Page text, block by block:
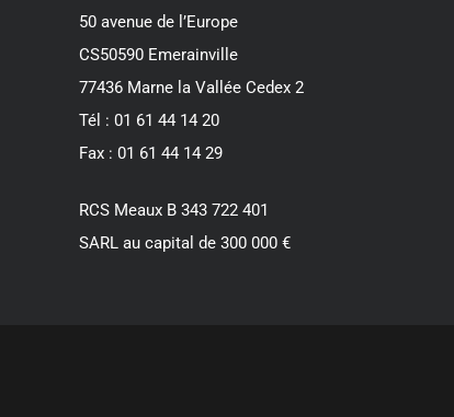
50 avenue de l’Europe
CS50590 Emerainville
77436 Marne la Vallée Cedex 2
Tél : 01 61 44 14 20
Fax : 01 61 44 14 29
RCS Meaux B 343 722 401
SARL au capital de 300 000 €